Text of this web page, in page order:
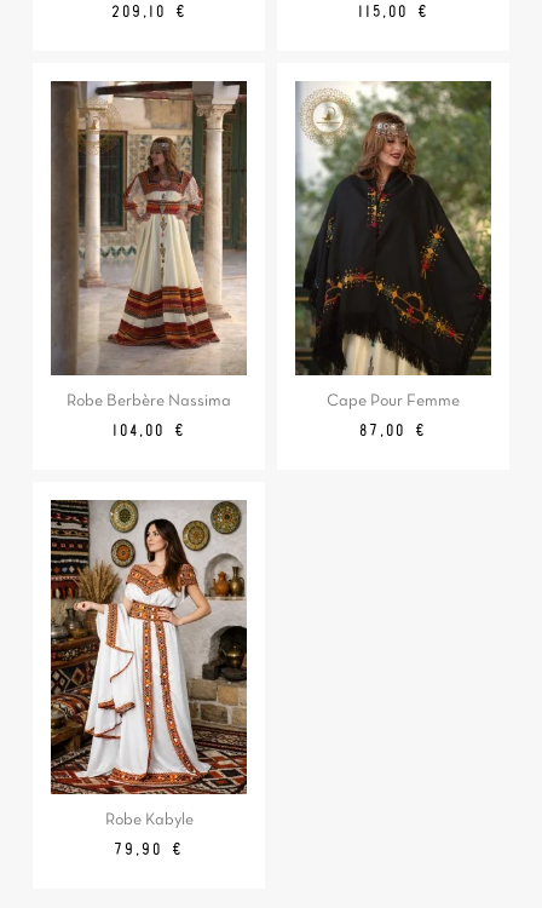
Prix
Prix
209,10 € Prix
115,00 €
Robe Berbère Nassima
Prix
104,00 €
Cape Pour Femme
Prix
87,00 €
Robe Kabyle
Prix
79,90 €